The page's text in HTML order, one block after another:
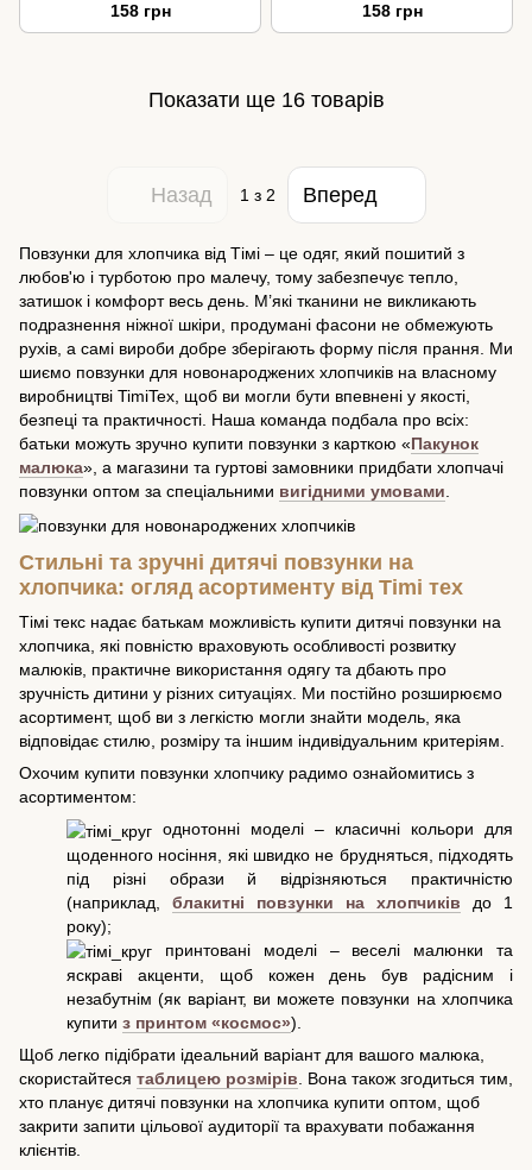
158 грн
дівчинки та хлопчика
158 грн
Показати ще 16 товарів
Назад 1з 2 Вперед
Повзунки для хлопчика від Тімі – це одяг, який пошитий з
любов'ю і турботою про малечу, тому забезпечує тепло,
затишок і комфорт весь день. М’які тканини не викликають
подразнення ніжної шкіри, продумані фасони не обмежують
рухів, а самі вироби добре зберігають форму після прання. Ми
шиємо повзунки для новонароджених хлопчиків на власному
виробництві TimiTex, щоб ви могли бути впевнені у якості,
безпеці та практичності. Наша команда подбала про всіх:
батьки можуть зручно купити повзунки з карткою «Пакунок
малюка», а магазини та гуртові замовники придбати хлопчачі
повзунки оптом за спеціальними вигідними умовами.
Стильні та зручні дитячі повзунки на
хлопчика: огляд асортименту від Тіmі тех
Тімі текс надає батькам можливість купити дитячі повзунки на
хлопчика, які повністю враховують особливості розвитку
малюків, практичне використання одягу та дбають про
зручність дитини у різних ситуаціях. Ми постійно розширюємо
асортимент, щоб ви з легкістю могли знайти модель, яка
відповідає стилю, розміру та іншим індивідуальним критеріям.
Охочим купити повзунки хлопчику радимо ознайомитись з
асортиментом:
однотонні моделі – класичні кольори для
щоденного носіння, які швидко не брудняться, підходять
під різні образи й відрізняються практичністю
(наприклад, блакитні повзунки на хлопчиків до 1
року);
принтовані моделі – веселі малюнки та
яскраві акценти, щоб кожен день був радісним і
незабутнім (як варіант, ви можете повзунки на хлопчика
купити з принтом «космос»).
Щоб легко підібрати ідеальний варіант для вашого малюка,
скористайтеся таблицею розмірів . Вона також згодиться тим,
хто планує дитячі повзунки на хлопчика купити оптом, щоб
закрити запити цільової аудиторії та врахувати побажання
клієнтів.